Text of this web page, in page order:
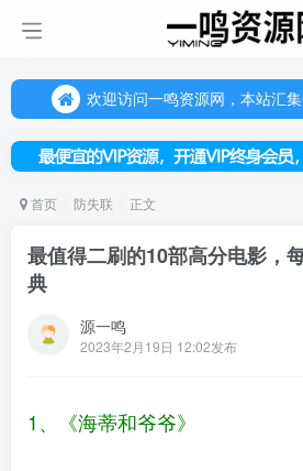
欢迎访问一鸣资源网，本站汇
欢迎访问一鸣资源网，本站汇
首页 防失联 正文
最值得二刷的10部高分电影，
典
源一鸣
2023年2月19日 12:02发布
1、《海蒂和爷爷》